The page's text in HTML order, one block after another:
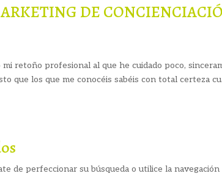
DE
retoño profesional al que he cuidado poco,
que los que me conocéis sabéis con total certeza
de perfeccionar su búsqueda o utilice la navegación